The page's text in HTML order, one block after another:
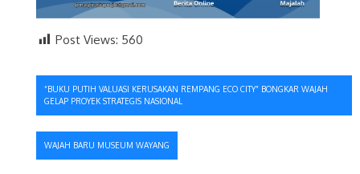
Post Views: 560
Navigasi
pos
“BUKU PUTIH VALUASI KERUSAKAN REMPANG ECO CITY” BONGKAR WAJAH
GELAP PROYEK STRATEGIS NASIONAL
WAJAH BARU MUSEUM WAYANG